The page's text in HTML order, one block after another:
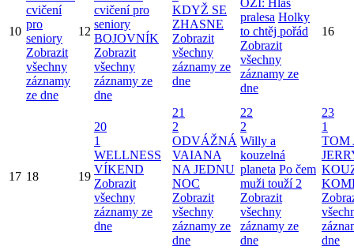
10
cvičení
pro
seniory
Zobrazit
všechny
záznamy
ze dne
12
cvičení pro
seniory
BOJOVNÍK
Zobrazit
všechny
záznamy ze
dne
KDYŽ SE
ZHASNE
Zobrazit
všechny
záznamy ze
dne
OZI: Hlas
pralesa Holky
to chtěj pořád
Zobrazit
všechny
záznamy ze
dne
16
17 18 19
20
1
WELLNESS
VÍKEND
Zobrazit
všechny
záznamy ze
dne
21
2
ODVÁŽNÁ
VAIANA
NA JEDNU
NOC
Zobrazit
všechny
záznamy ze
dne
22
2
Willy a
kouzelná
planeta Po čem
muži touží 2
Zobrazit
všechny
záznamy ze
dne
23
1
TOM
dne